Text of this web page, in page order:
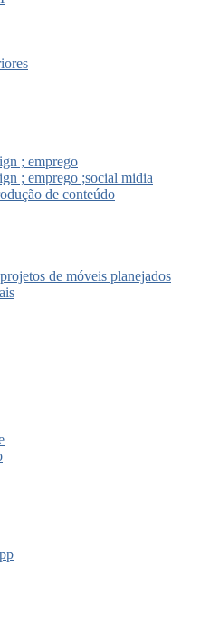
; emprego
; emprego ;social midia
de conteúdo
de móveis planejados